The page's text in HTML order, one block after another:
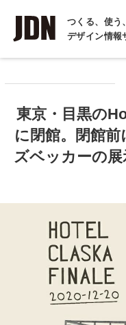
つくる、使う
デザイン情報
INTERVIEW
インタビュー
COLUMN
コラム
東京・目黒の
に閉館。閉館
ズベッカーの